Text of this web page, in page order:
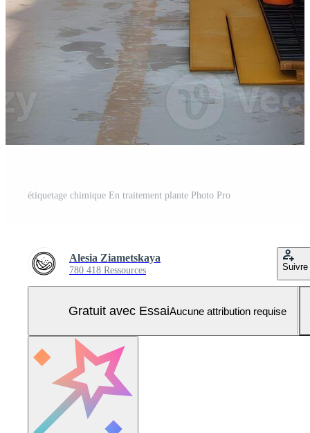
étiquetage chimique En traitement plante Photo Pro
Alesia Ziametskaya
780 418 Ressources Suivre
Gratuit avec EssaiAucune attribution requise